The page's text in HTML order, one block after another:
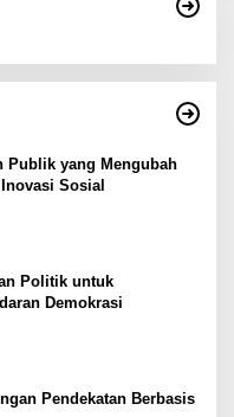
Publik yang Mengubah
Sosial
Politik untuk
Demokrasi
Pendekatan Berbasis